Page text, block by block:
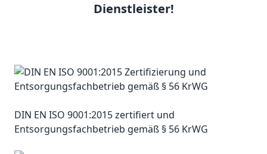
Dienstleister!
DIN EN ISO 9001:2015 zertifiert und
Entsorgungsfachbetrieb gemäß § 56 KrWG